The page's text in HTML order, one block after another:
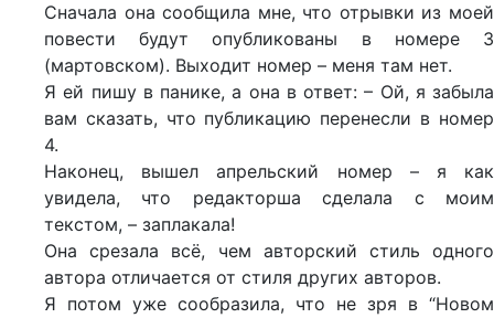
Сначала она сообщила мне, что отрывки из моей
повести будут опубликованы в номере 3
(мартовском). Выходит номер – меня там нет.
Я ей пишу в панике, а она в ответ: – Ой, я забыла
вам сказать, что публикацию перенесли в номер
4.
Наконец, вышел апрельский номер – я как
увидела, что редакторша сделала с моим
текстом, – заплакала!
Она срезала всё, чем авторский стиль одного
автора отличается от стиля других авторов.
Я потом уже сообразила, что не зря в “Новом